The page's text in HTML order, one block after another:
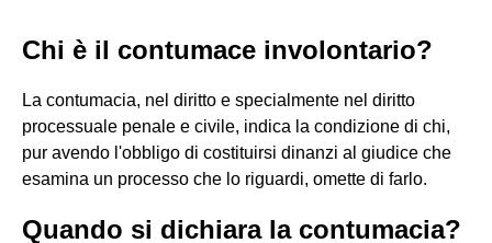
Chi è il contumace involontario?
La contumacia, nel diritto e specialmente nel diritto
processuale penale e civile, indica la condizione di chi,
pur avendo l'obbligo di costituirsi dinanzi al giudice che
esamina un processo che lo riguardi, omette di farlo.
Quando si dichiara la contumacia?